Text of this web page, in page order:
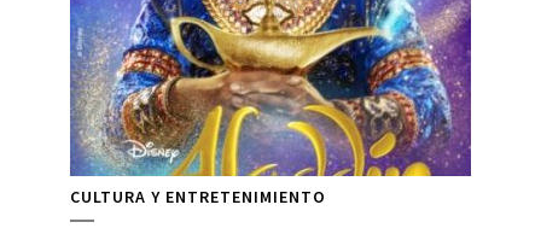
CULTURA Y ENTRETENIMIENTO